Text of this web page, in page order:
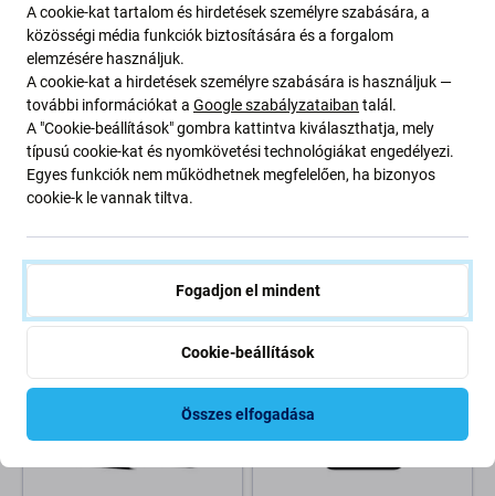
Spigen
Spigen - Tok Ultra Hybrid -
Samsung Galaxy S24+, Frost
Black
Raktáron (shop)
Spigen
Spigen - Tok Ultra Hybrid -
Samsung Galaxy S24+, Matte
Black
Raktáron (shop)
A cookie-kat tartalom és hirdetések személyre szabására, a
közösségi média funkciók biztosítására és a forgalom
elemzésére használjuk.
A cookie-kat a hirdetések személyre szabására is használjuk —
további információkat a Google szabályzataiban talál.
A "Cookie-beállítások" gombra kattintva kiválaszthatja, mely
típusú cookie-kat és nyomkövetési technológiákat engedélyezi.
Egyes funkciók nem működhetnek megfelelően, ha bizonyos
cookie-k le vannak tiltva.
Fogadjon el mindent
Cookie-beállítások
Összes elfogadása